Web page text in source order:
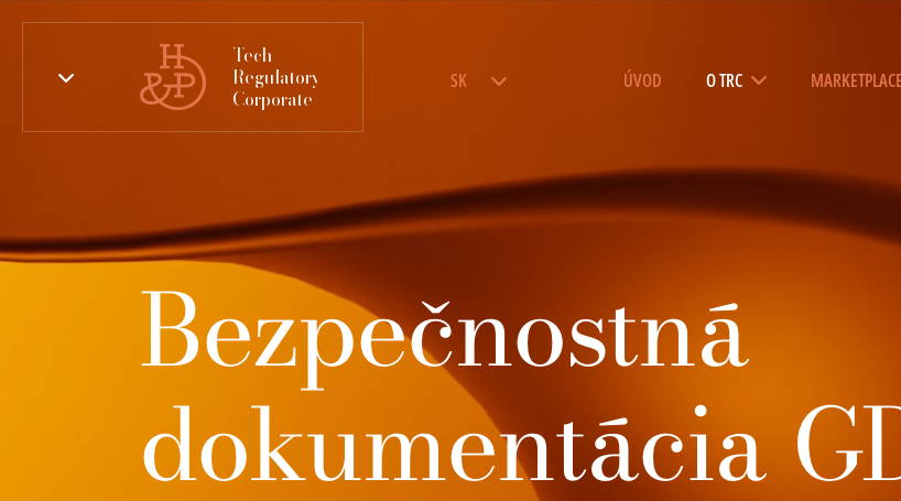
Tech
Regulatory
Corporate
SK ÚVOD O TRC MARKETPLACE
Bezpečnostná
dokumentácia